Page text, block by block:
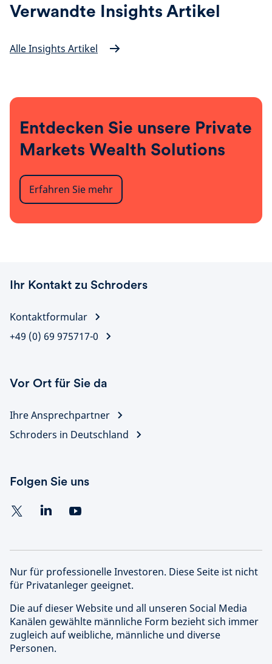
Verwandte Insights Artikel
Alle Insights Artikel
Entdecken Sie unsere Private
Markets Wealth Solutions
Erfahren Sie mehr
Ihr Kontakt zu Schroders
Kontaktformular
+49 (0) 69 975717-0
Vor Ort für Sie da
Ihre Ansprechpartner
Schroders in Deutschland
Folgen Sie uns
Nur für professionelle Investoren. Diese Seite ist nicht
für Privatanleger geeignet.
Die auf dieser Website und all unseren Social Media
Kanälen gewählte männliche Form bezieht sich immer
zugleich auf weibliche, männliche und diverse
Personen.